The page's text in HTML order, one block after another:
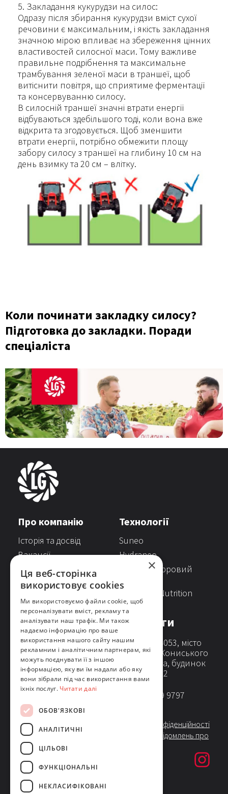
5. Закладання кукурудзи на силос:
Одразу після збирання кукурудзи вміст сухої
речовини є максимальним, і якість закладання
значною мірою впливає на збереження цінних
властивостей силосної маси. Тому важливе
правильне подрібнення та максимальне
трамбування зеленої маси в траншеї, щоб
витіснити повітря, що сприятиме ферментації
та консервуванню силосу.
В силосній траншеї значні втрати енергії
відбуваються здебільшого тоді, коли вона вже
відкрита та згодовується. Щоб зменшити
втрати енергії, потрібно обмежити площу
забору силосу з траншеї на глибину 10 см на
день взимку та 20 см – влітку.
Коли починати закладку силосу?
Підготовка до закладки. Поради
спеціаліста
Про компанію
Історія та досвід
Вакансії
Новини
Каталоги та брошури
Фінансова звітність
Технології
Suneo
Hydraneo
Agrility (цифровий
LG Animal Nutrition
Насіння
Горох
Кукурудза на зерно
Кукурудза на силос
Пшениця
Соняшник
Ячмінь
Контакти
Україна, 04053, місто
Київ, вул. Кониського
Олександра, будинок
55, поверх 2
+380 44 339 9797
Політика конфіденційності
Система повідомлень про
×
Ця веб-сторінка
використовує cookies
Ми використовуємо файли cookie, щоб
персоналізувати вміст, рекламу та
аналізувати наш трафік. Ми також
надаємо інформацію про ваше
використання нашого сайту нашим
рекламним і аналітичним партнерам, які
можуть поєднувати її з іншою
інформацією, яку ви їм надали або яку
вони зібрали під час використання вами
їхніх послуг. Читати далі
ОБОВ'ЯЗКОВІ
АНАЛІТИЧНІ
ЦІЛЬОВІ
ФУНКЦІОНАЛЬНІ
НЕКЛАСИФІКОВАНІ